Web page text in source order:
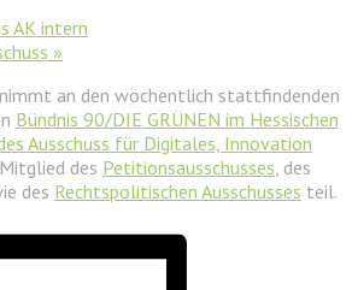
AK intern
»
an den wöchentlich stattfindenden
Bündnis 90/DIE GRÜNEN im Hessischen
Ausschuss für Digitales, Innovation
des Petitionsausschusses , des
des Rechtspolitischen Ausschusses teil.